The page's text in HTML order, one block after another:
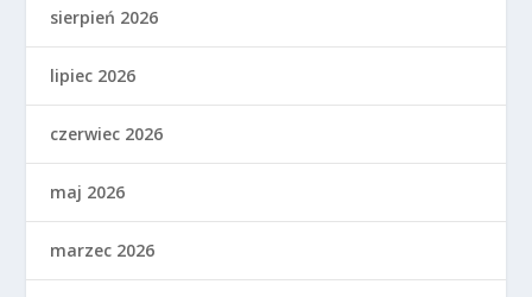
sierpień 2026
lipiec 2026
czerwiec 2026
maj 2026
marzec 2026